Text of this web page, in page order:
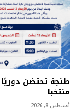
طنجة تحتضن
منتخبا
أغسطس 8, 2026